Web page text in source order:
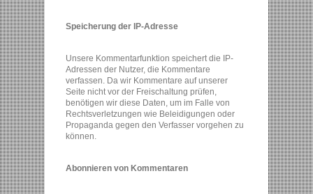
Speicherung der IP-Adresse
Unsere Kommentarfunktion speichert die IP-
Adressen der Nutzer, die Kommentare
verfassen. Da wir Kommentare auf unserer
Seite nicht vor der Freischaltung prüfen,
benötigen wir diese Daten, um im Falle von
Rechtsverletzungen wie Beleidigungen oder
Propaganda gegen den Verfasser vorgehen zu
können.
Abonnieren von Kommentaren